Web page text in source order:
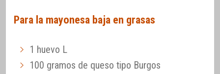
Para la mayonesa baja en grasas
1 huevo L
100 gramos de queso tipo Burgos